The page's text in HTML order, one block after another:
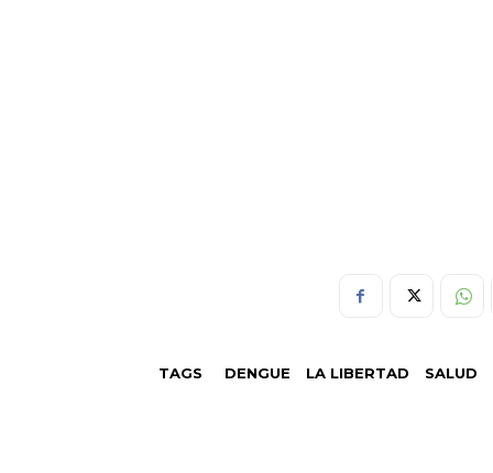
TAGS DENGUE LA LIBERTAD SALUD